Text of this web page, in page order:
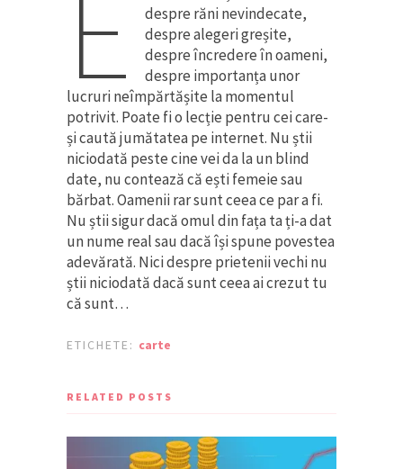
E
despre răni nevindecate,
despre alegeri greșite,
despre încredere în oameni,
despre importanța unor
lucruri neîmpărtășite la momentul
potrivit. Poate fi o lecție pentru cei care-
și caută jumătatea pe internet. Nu știi
niciodată peste cine vei da la un blind
date, nu contează că ești femeie sau
bărbat. Oamenii rar sunt ceea ce par a fi.
Nu știi sigur dacă omul din fața ta ți-a dat
un nume real sau dacă își spune povestea
adevărată. Nici despre prietenii vechi nu
știi niciodată dacă sunt ceea ai crezut tu
că sunt…
ETICHETE: carte
RELATED POSTS